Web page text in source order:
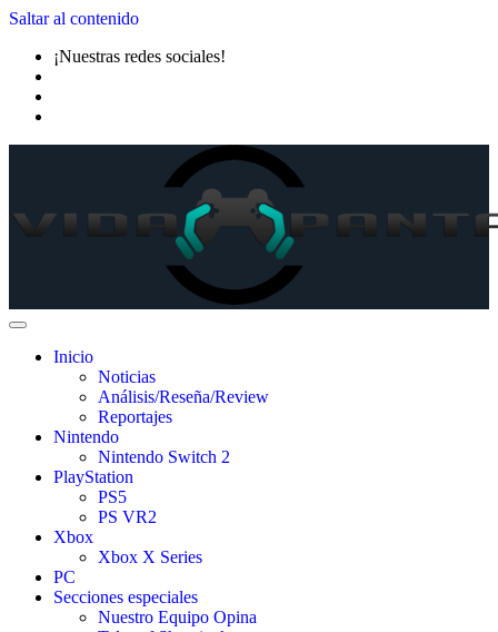
Saltar al contenido
¡Nuestras redes sociales!
Inicio
Noticias
Análisis/Reseña/Review
Reportajes
Nintendo
Nintendo Switch 2
PlayStation
PS5
PS VR2
Xbox
Xbox X Series
PC
Secciones especiales
Nuestro Equipo Opina